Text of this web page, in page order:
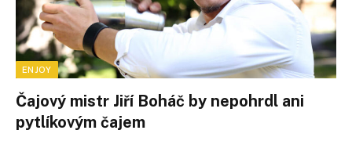
ENJOY
Čajový mistr Jiří Boháč by nepohrdl ani
pytlíkovým čajem